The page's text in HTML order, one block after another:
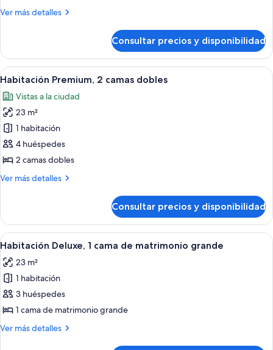
cama
grande
Ver más detalles
Más
Premium,
cama
matrimonio
grande
Consultar precios y disponibilidad
Abrir
todas
las
fotos
de
Habitación
Premium,
camas
Habitación de hotel con una cama
6
Habitación Premium, 2 camas dobles
Vistas a la ciudad
23 m²
1 habitación
4 huéspedes
2 camas dobles
Ver más detalles
Más
Premium,
camas
Consultar precios y disponibilidad
Abrir
todas
las
fotos
de
Habitación
Deluxe,
Habitación de hotel con una cama
6
Habitación Deluxe, 1 cama de matrimonio grande
23 m²
1 habitación
3 huéspedes
1 cama de matrimonio grande
Ver más detalles
Más